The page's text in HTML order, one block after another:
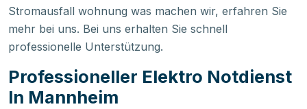
Stromausfall wohnung was machen wir, erfahren Sie
mehr bei uns. Bei uns erhalten Sie schnell
professionelle Unterstützung.
Professioneller Elektro Notdienst
In Mannheim